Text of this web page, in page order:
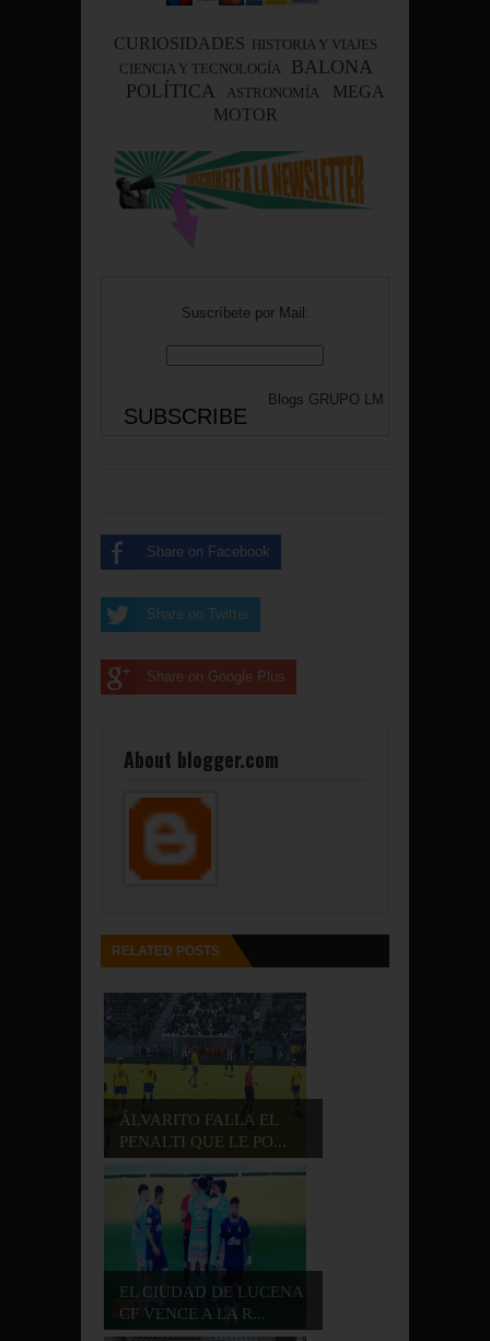
CURIOSIDADES HISTORIA Y VIAJES
CIENCIA Y TECNOLOGÍA
BALONA
POLÍTICA
ASTRONOMÍA
MEGA
MOTOR
Suscríbete por Mail:
Blogs GRUPO LM
Share on Facebook
Share on Twitter
Share on Google Plus
About blogger.com
RELATED POSTS
ÁLVARITO FALLA EL
PENALTI QUE LE PO...
EL CIUDAD DE LUCENA
CF VENCE A LA R...